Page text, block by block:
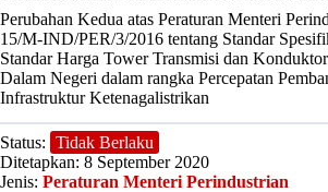
Perubahan Kedua atas Peraturan Menteri
15/M-IND/PER/3/2016 tentang Standar
Standar Harga Tower Transmisi dan
Dalam Negeri dalam rangka Percepatan
Infrastruktur Ketenagalistrikan
Status: Tidak Berlaku
Ditetapkan: 8 September 2020
Jenis: Peraturan Menteri Perindustrian